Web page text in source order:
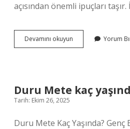
açısından önemli ipuçları
Devamını okuyun
Kozan
Yorum
Duru Mete kaç
Tarih: Ekim 26, 2025
Duru Mete Kaç Yaşında? Genç